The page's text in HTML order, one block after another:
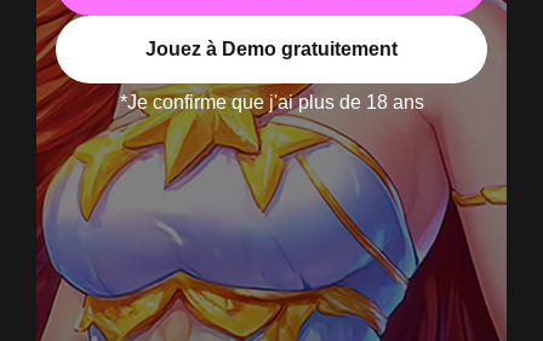
Jouez à Demo gratuitement
*Je confirme que j'ai plus de 18 ans